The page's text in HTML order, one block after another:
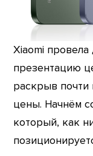
Xiaomi
презентацию
раскрыв почти
цены. Начнём
который, как